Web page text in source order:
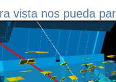
vista nos pueda